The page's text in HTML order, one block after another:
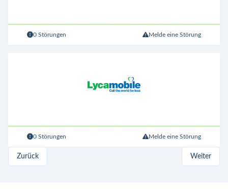
0 Störungen Melde eine Störung
0 Störungen Melde eine Störung
Zurück Weiter